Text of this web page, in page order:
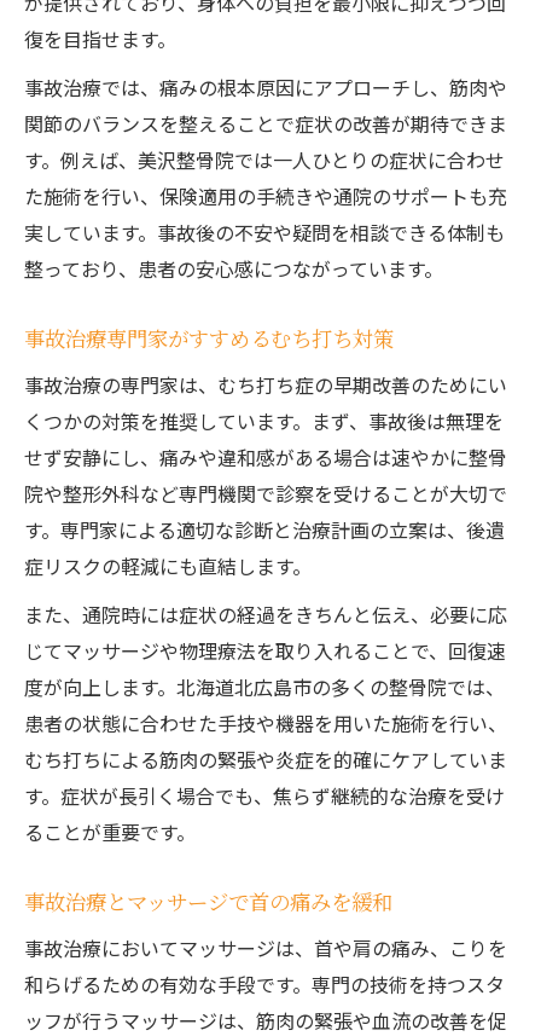
復を目指せます。
事故治療では、痛みの根本原因にアプローチし、筋肉や
関節のバランスを整えることで症状の改善が期待できま
す。例えば、美沢整骨院では一人ひとりの症状に合わせ
た施術を行い、保険適用の手続きや通院のサポートも充
実しています。事故後の不安や疑問を相談できる体制も
整っており、患者の安心感につながっています。
事故治療専門家がすすめるむち打ち対策
事故治療の専門家は、むち打ち症の早期改善のためにい
くつかの対策を推奨しています。まず、事故後は無理を
せず安静にし、痛みや違和感がある場合は速やかに整骨
院や整形外科など専門機関で診察を受けることが大切で
す。専門家による適切な診断と治療計画の立案は、後遺
症リスクの軽減にも直結します。
また、通院時には症状の経過をきちんと伝え、必要に応
じてマッサージや物理療法を取り入れることで、回復速
度が向上します。北海道北広島市の多くの整骨院では、
患者の状態に合わせた手技や機器を用いた施術を行い、
むち打ちによる筋肉の緊張や炎症を的確にケアしていま
す。症状が長引く場合でも、焦らず継続的な治療を受け
ることが重要です。
事故治療とマッサージで首の痛みを緩和
事故治療においてマッサージは、首や肩の痛み、こりを
和らげるための有効な手段です。専門の技術を持つスタ
ッフが行うマッサージは、筋肉の緊張や血流の改善を促